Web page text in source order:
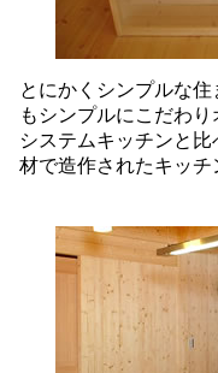
とにかくシンプルな
もシンプルにこだわ
システムキッチンと
材で造作されたキッ